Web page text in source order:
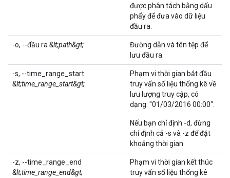
được phân tách bằng dấu
phẩy để đưa vào dữ liệu
đầu ra.
-o, --đầu ra &lt;path&gt;
Đường dẫn và tên tệp để
lưu đầu ra.
-s, --time_range_start
&lt;time_range_start&gt;
Phạm vi thời gian bắt đầu
truy vấn số liệu thống kê về
lưu lượng truy cập, có
dạng: "01/03/2016 00:00".
Nếu bạn chỉ định -d, đừng
chỉ định cả -s và -z để đặt
khoảng thời gian.
-z, --time_range_end
&lt;time_range_end&gt;
Phạm vi thời gian kết thúc
truy vấn số liệu thống kê